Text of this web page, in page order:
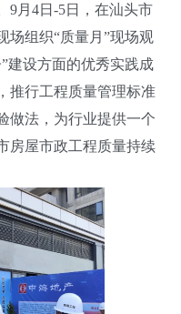
9月4日-5日，在汕头市
场组织“质量月”现场观
建设方面的优秀实践成
推行工程质量管理标准
做法，为行业提供一个
房屋市政工程质量持续